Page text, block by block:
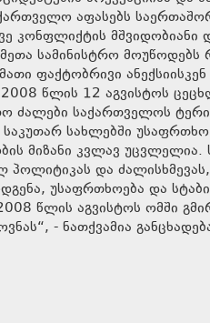
აფასებს
კონფლიქტის მშვიდობიანი
სამინისტრო მოუწოდებს
ფაქტობრივი
წლის 12 აგვისტოს
ძალები საქართველოს
სახლებში
მიზანი კვლავ
პოლიტიკას და
უსაფრთხოება და
წლის აგვისტოს ომში
- ნათქვამია